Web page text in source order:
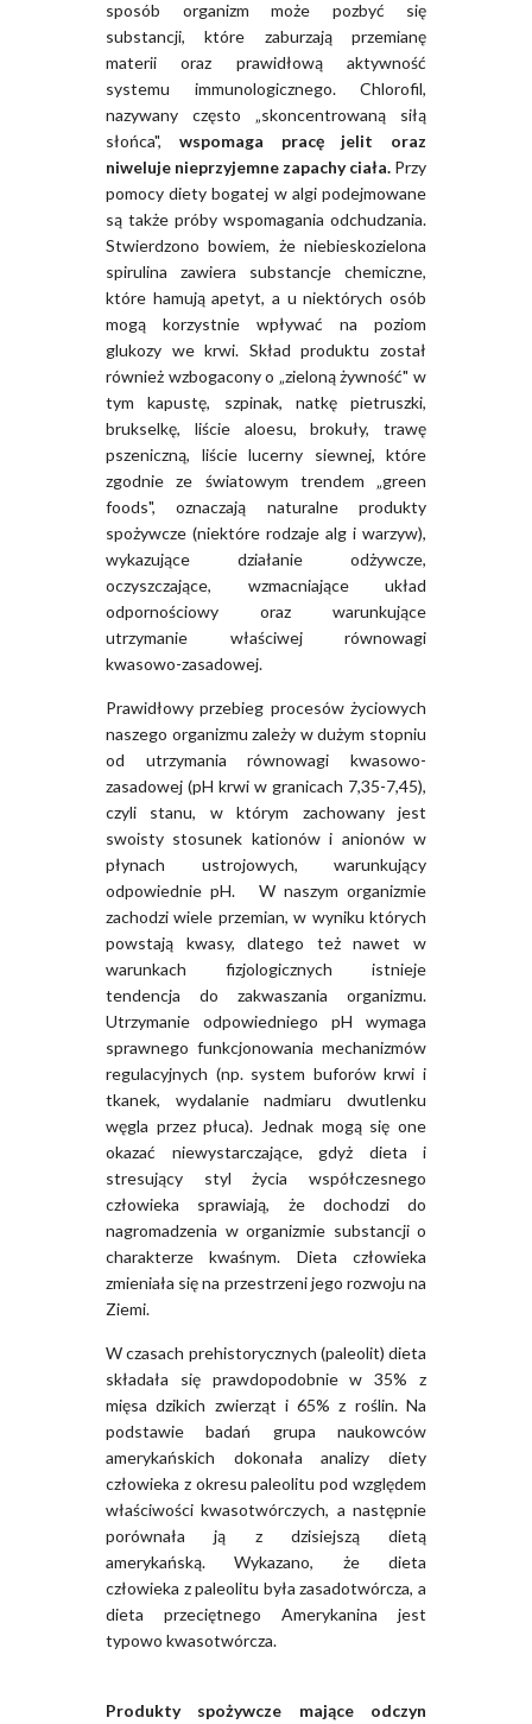
sposób organizm może pozbyć się
substancji, które zaburzają przemianę
materii oraz prawidłową aktywność
systemu immunologicznego. Chlorofil,
nazywany często „skoncentrowaną siłą
słońca", wspomaga pracę jelit oraz
niweluje nieprzyjemne zapachy ciała. Przy
pomocy diety bogatej w algi podejmowane
są także próby wspomagania odchudzania.
Stwierdzono bowiem, że niebieskozielona
spirulina zawiera substancje chemiczne,
które hamują apetyt, a u niektórych osób
mogą korzystnie wpływać na poziom
glukozy we krwi. Skład produktu został
również wzbogacony o „zieloną żywność" w
tym kapustę, szpinak, natkę pietruszki,
brukselkę, liście aloesu, brokuły, trawę
pszeniczną, liście lucerny siewnej, które
zgodnie ze światowym trendem „green
foods", oznaczają naturalne produkty
spożywcze (niektóre rodzaje alg i warzyw),
wykazujące działanie odżywcze,
oczyszczające, wzmacniające układ
odpornościowy oraz warunkujące
utrzymanie właściwej równowagi
kwasowo-zasadowej.
Prawidłowy przebieg procesów życiowych
naszego organizmu zależy w dużym stopniu
od utrzymania równowagi kwasowo-
zasadowej (pH krwi w granicach 7,35-7,45),
czyli stanu, w którym zachowany jest
swoisty stosunek kationów i anionów w
płynach ustrojowych, warunkujący
odpowiednie pH. W naszym organizmie
zachodzi wiele przemian, w wyniku których
powstają kwasy, dlatego też nawet w
warunkach fizjologicznych istnieje
tendencja do zakwaszania organizmu.
Utrzymanie odpowiedniego pH wymaga
sprawnego funkcjonowania mechanizmów
regulacyjnych (np. system buforów krwi i
tkanek, wydalanie nadmiaru dwutlenku
węgla przez płuca). Jednak mogą się one
okazać niewystarczające, gdyż dieta i
stresujący styl życia współczesnego
człowieka sprawiają, że dochodzi do
nagromadzenia w organizmie substancji o
charakterze kwaśnym. Dieta człowieka
zmieniała się na przestrzeni jego rozwoju na
Ziemi.
W czasach prehistorycznych (paleolit) dieta
składała się prawdopodobnie w 35% z
mięsa dzikich zwierząt i 65% z roślin. Na
podstawie badań grupa naukowców
amerykańskich dokonała analizy diety
człowieka z okresu paleolitu pod względem
właściwości kwasotwórczych, a następnie
porównała ją z dzisiejszą dietą
amerykańską. Wykazano, że dieta
człowieka z paleolitu była zasadotwórcza, a
dieta przeciętnego Amerykanina jest
typowo kwasotwórcza.
Produkty spożywcze mające odczyn